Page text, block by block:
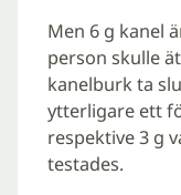
Men 6 g kanel
person skulle
kanelburk ta
ytterligare ett
respektive 3 g
testades.